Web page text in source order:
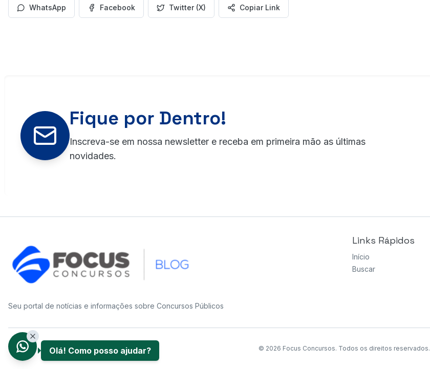
WhatsApp Facebook Twitter (X) Copiar Link
Fique por Dentro!
Inscreva-se em nossa newsletter e receba em primeira mão as últimas
novidades.
Seu portal de notícias e informações sobre Concursos Públicos
Links Rápidos
Início
Buscar
© 2026 Focus Concursos. Todos os direitos reservados.
Olá! Como posso ajudar?